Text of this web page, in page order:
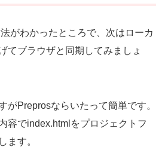
がわかったところで、次はローカ
てブラウザと同期してみましょ
がPreprosならいたって簡単です。
容でindex.htmlをプロジェクトフ
ます。